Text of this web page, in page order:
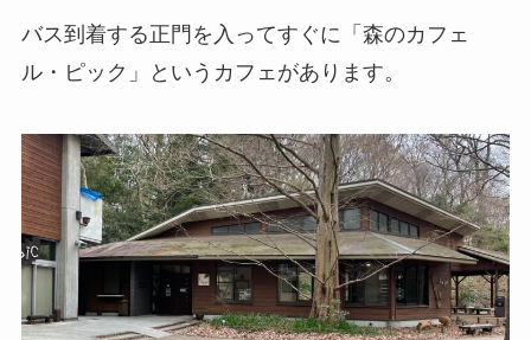
バス到着する正門を入ってすぐに「森のカフェ
ル・ピック」というカフェがあります。